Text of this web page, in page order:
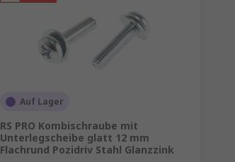
Auf Lager
RS PRO Kombischraube mit
Unterlegscheibe glatt 12 mm
Flachrund Pozidriv Stahl Glanzzink